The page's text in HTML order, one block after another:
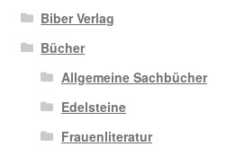
Biber Verlag
Bücher
Allgemeine Sachbücher
Edelsteine
Frauenliteratur